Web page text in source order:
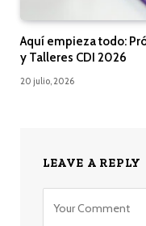
Aquí empieza todo:
y Talleres CDI 2026
20 julio, 2026
LEAVE A REPLY